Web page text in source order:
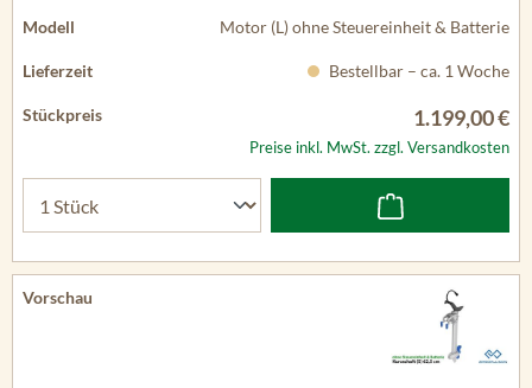
Motor (L) ohne Steuereinheit & Batterie
Bestellbar – ca. 1 Woche
1.199,00 €
Preise inkl. MwSt. zzgl. Versandkosten